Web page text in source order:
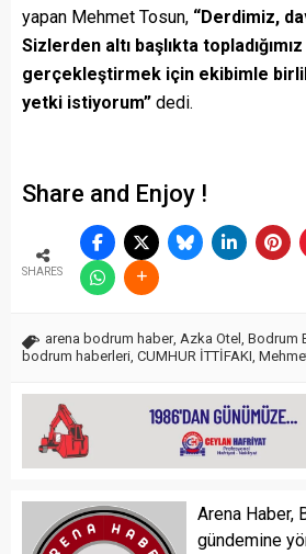
yapan Mehmet Tosun, “Derdimiz,
Sizlerden altı başlıkta
gerçekleştirmek için ekibimle
yetki istiyorum” dedi.
Share and Enjoy !
SHARES
arena bodrum haber, Azka Otel Bodrum
bodrum haberleri CUMHUR İTTİFAKI
Arena Haber,
gündemine